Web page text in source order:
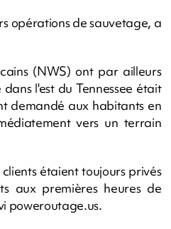
opérations de sauvetage, a
(NWS) ont par ailleurs
l'est du Tennessee était
demandé aux habitants en
vers un terrain
étaient toujours privés
aux premières heures de
poweroutage.us.